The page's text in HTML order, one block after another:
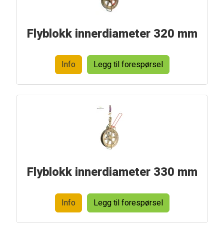
Flyblokk innerdiameter 320 mm
Info Legg til forespørsel
Flyblokk innerdiameter 330 mm
Info Legg til forespørsel